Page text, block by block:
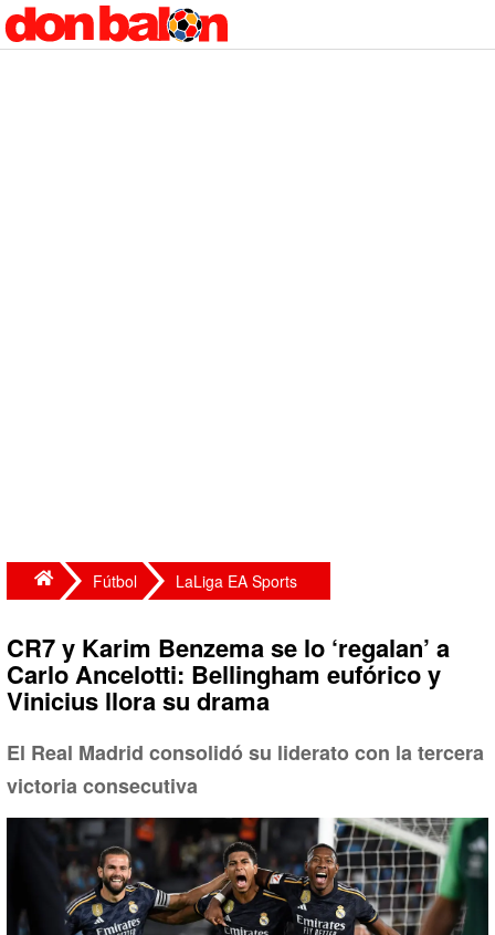
Fútbol LaLiga EA Sports
CR7 y Karim Benzema se lo ‘regalan’ a
Carlo Ancelotti: Bellingham eufórico y
Vinicius llora su drama
El Real Madrid consolidó su liderato con la tercera
victoria consecutiva